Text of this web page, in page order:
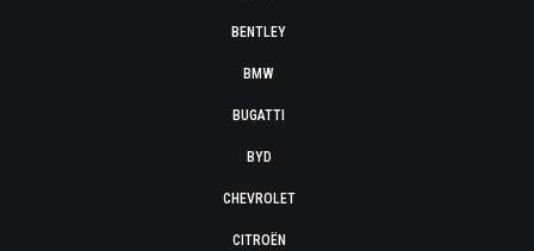
BENTLEY
BMW
BUGATTI
BYD
CHEVROLET
CITROËN